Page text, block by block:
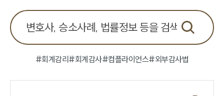
회계감리그룹 업무
구성원 소개
#회계감리#회계감사#컴플라이언스#외부감사법